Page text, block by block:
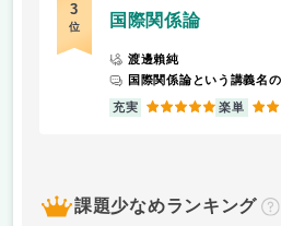
3
位 国際関係論
渡邊賴純
充実 5 楽単 5
課題少なめランキング
？